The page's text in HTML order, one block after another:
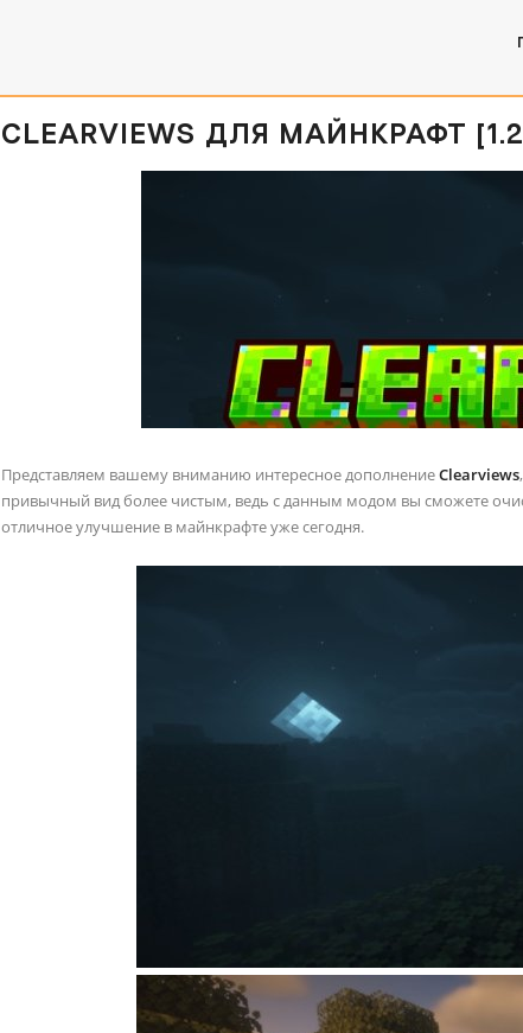
CLEARVIEWS ДЛЯ МАЙНКРАФТ
Представляем вашему вниманию интересное дополнениеClearviews
привычный вид более чистым, ведь с данным модом вы сможете
отличное улучшение в майнкрафте уже сегодня.